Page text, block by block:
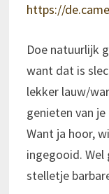
https://
Doe natuurlijk
want dat is
lekker lauw/
genieten van
Want ja hoor,
ingegooid.
stelletje